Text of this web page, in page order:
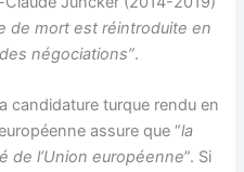
de mort est réintroduite en
négociations”.
candidature turque rendu en
assure que “la
de l’Union européenne”. Si